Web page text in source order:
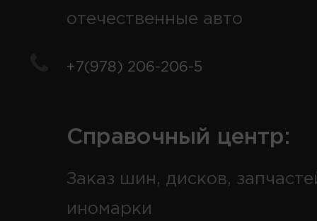
отечественные авто
+7(978) 206-206-5
Справочный центр:
Заказ шин, дисков,
иномарки